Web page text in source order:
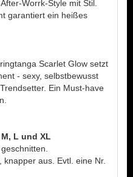
Worrk-Style mit Stil.
garantiert ein heißes
Scarlet Glow setzt
- sexy, selbstbewusst
Ein Must-have
L und XL
aus. Evtl. eine Nr.